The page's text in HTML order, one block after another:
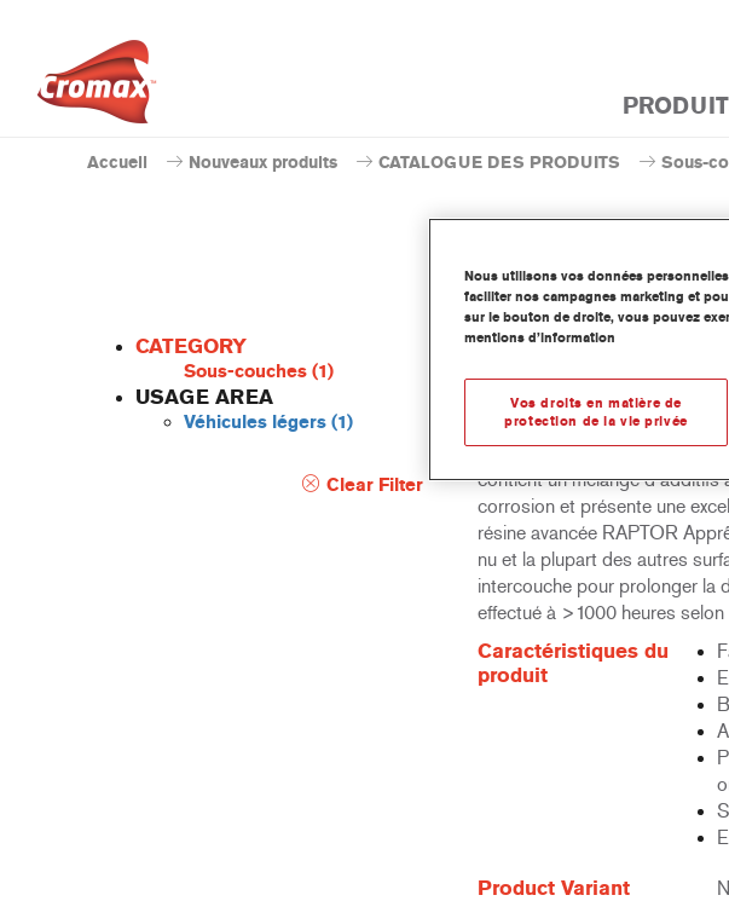
Accueil Nouveaux produits CATALOGUE DES PRODUITS Sous-
CATEGORY
Sous-couches (1)
USAGE AREA
Véhicules légers (1)
Clear Filter
REP/3
RAPTOR Apprêt Époxy Anti-
spécialement conçu pour être
contient un mélange
corrosion et présente une
résine avancée RAPTOR
nu et la plupart des autres
intercouche pour prolonger la
effectué à >1000 heures
Caractéristiques du
produit
Product Variant
Nous utilisons vos données
faciliter nos campagnes marketing et
sur le bouton de droite, vous pouvez
mentions d’information
Vos droits en matière de
protection de la vie privée